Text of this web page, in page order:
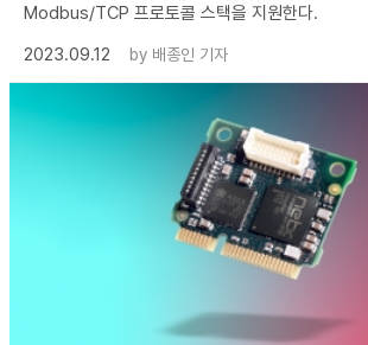
Modbus/TCP 프로토콜 스택을 지원한다.
2023.09.12
by 배종인 기자